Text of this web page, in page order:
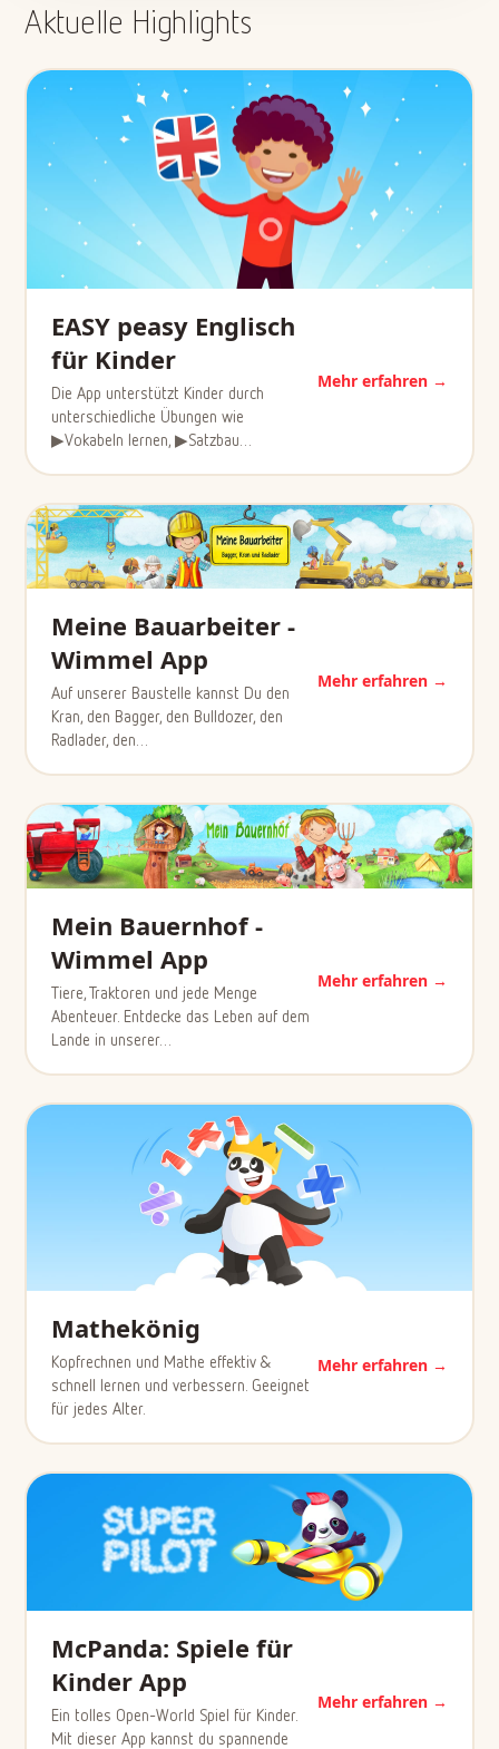
Aktuelle Highlights
EASY peasy Englisch
für Kinder
Die App unterstützt Kinder durch
unterschiedliche Übungen wie
▶Vokabeln lernen, ▶Satzbau…
Mehr erfahren →
Meine Bauarbeiter -
Wimmel App
Auf unserer Baustelle kannst Du den
Kran, den Bagger, den Bulldozer, den
Radlader, den…
Mehr erfahren →
Mein Bauernhof -
Wimmel App
Tiere, Traktoren und jede Menge
Abenteuer. Entdecke das Leben auf dem
Lande in unserer…
Mehr erfahren →
Mathekönig
Kopfrechnen und Mathe effektiv &
schnell lernen und verbessern. Geeignet
für jedes Alter.
Mehr erfahren →
McPanda: Spiele für
Kinder App
Ein tolles Open-World Spiel für Kinder.
Mit dieser App kannst du spannende
Mehr erfahren →